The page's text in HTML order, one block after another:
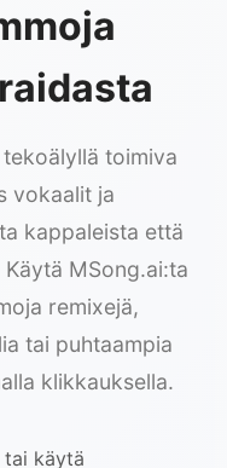
toimiva
vokaalit ja
kappaleista että
MSong.ai:ta
remixejä,
tai puhtaampia
klikkauksella.
tai käytä